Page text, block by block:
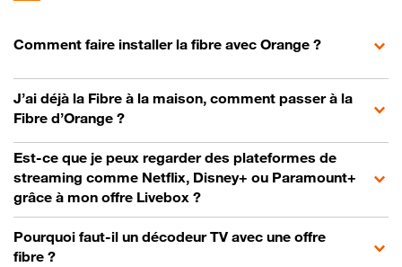
Comment faire installer la fibre avec Orange ?
J’ai déjà la Fibre à la maison, comment passer à la
Fibre d’Orange ?
Est-ce que je peux regarder des plateformes de
streaming comme Netflix, Disney+ ou Paramount+
grâce à mon offre Livebox ?
Pourquoi faut-il un décodeur TV avec une offre
fibre ?